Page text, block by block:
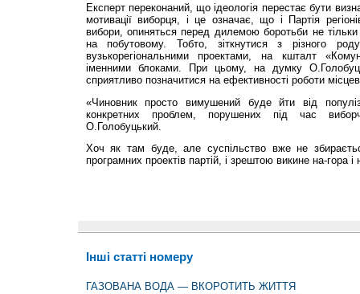
Експерт переконаний, що ідеологія перестає бути
мотивації виборця, і це означає, що і Партія
вибори, опиняться перед дилемою боротьби не тільки
на побутовому. Тобто, зіткнутися з різного
вузькорегіональними проектами, на кшталт
іменними блоками. При цьому, на думку
сприятливо позначитися на ефективності роботи
«Чиновник просто вимушений буде йти від
конкретних проблем, порушених під час
О.Голобуцький.
Хоч як там буде, але суспільство вже не
програмних проектів партій, і зрештою викине на-гора і
Інші статті номеру
ГАЗОВАНА ВОДА — ВКОРОТИТЬ ЖИТТЯ